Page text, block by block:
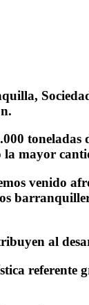
mayor
venido
al
referente